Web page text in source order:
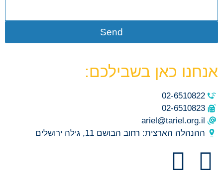
Send
אנחנו כאן בשבילכם:
02-6510822
02-6510823
ariel@tariel.org.il
ההנהלה הארצית: רחוב הבושם 11, גילה ירושלים